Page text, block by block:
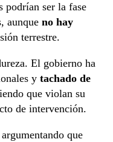
podrían ser la fase
aunque no hay
terrestre.
El gobierno ha
y tachado de
que violan su
de intervención.
que